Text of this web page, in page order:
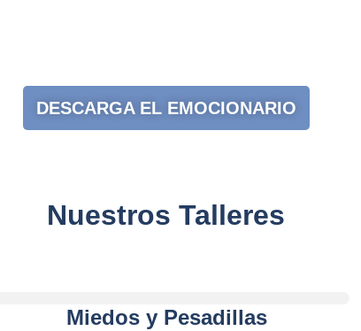
DESCARGA EL EMOCIONARIO
Nuestros Talleres
Miedos y Pesadillas